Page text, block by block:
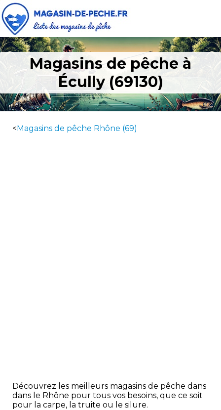
Magasins de pêche à
Écully (69130)
<Magasins de pêche Rhône (69)
Découvrez les meilleurs magasins de pêche dans
dans le Rhône pour tous vos besoins, que ce soit
pour la carpe, la truite ou le silure.